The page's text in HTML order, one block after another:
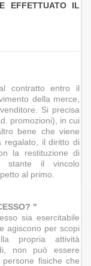
EFFETTUATO IL
contratto entro il
della merce,
Si precisa
promozioni), in cui
bene che viene
regalato, il diritto di
la restituzione di
stante il vincolo
al primo.
"
sia esercitabile
agiscono per scopi
propria attività
non può essere
fisiche che